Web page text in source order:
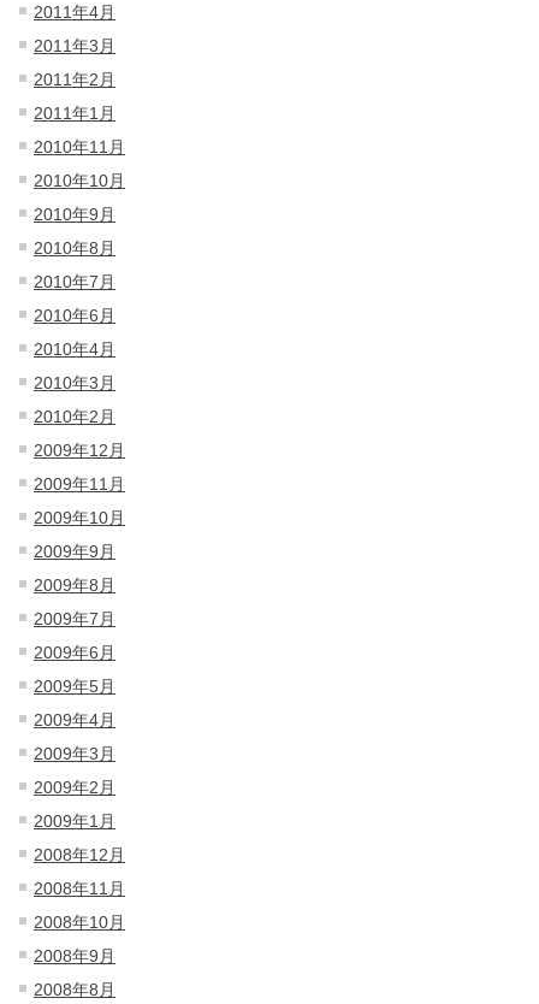
2011年4月
2011年3月
2011年2月
2011年1月
2010年11月
2010年10月
2010年9月
2010年8月
2010年7月
2010年6月
2010年4月
2010年3月
2010年2月
2009年12月
2009年11月
2009年10月
2009年9月
2009年8月
2009年7月
2009年6月
2009年5月
2009年4月
2009年3月
2009年2月
2009年1月
2008年12月
2008年11月
2008年10月
2008年9月
2008年8月